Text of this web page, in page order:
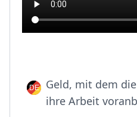
Geld, mit dem
ihre Arbeit